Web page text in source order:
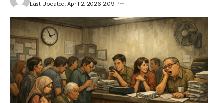
Last Updated: April 2, 2026 2:09 Pm